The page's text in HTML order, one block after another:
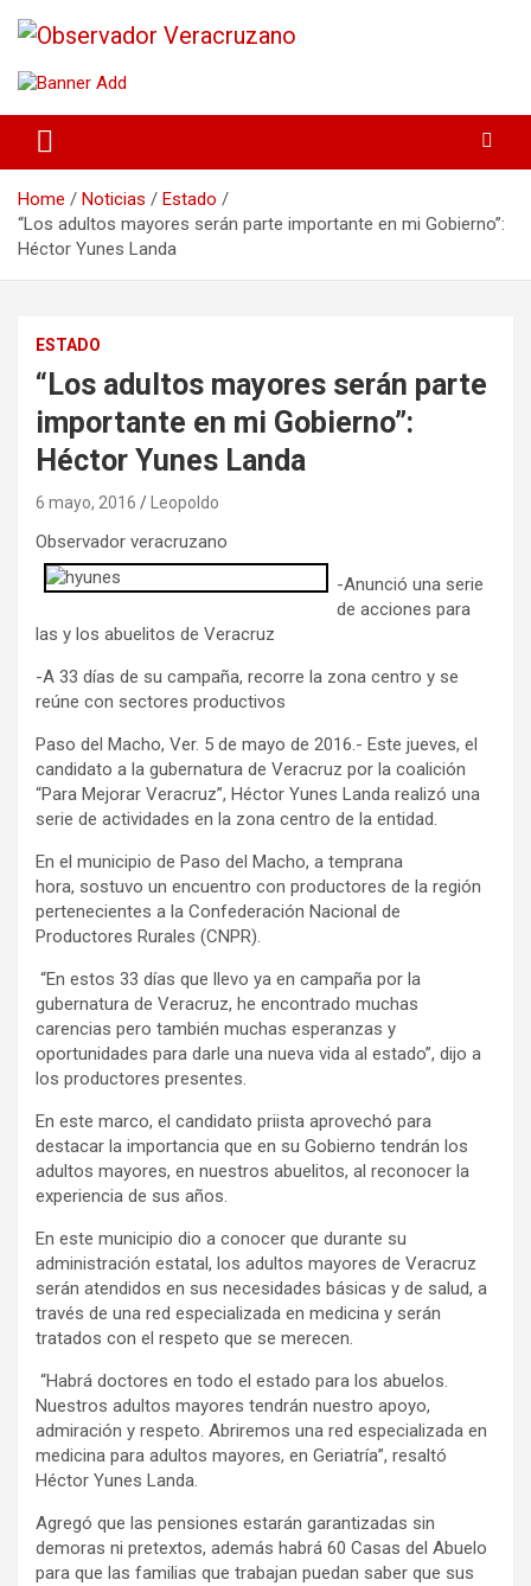
Observador Veracruzano
Home Noticias
Estado
“Los adultos mayores serán parte importante en mi Gobierno”:
Héctor Yunes Landa
ESTADO
“Los adultos mayores serán parte
importante en mi Gobierno”:
Héctor Yunes Landa
6 mayo, 2016 Leopoldo
Observador veracruzano
-Anunció una serie
de acciones para
las y los abuelitos de Veracruz
-A 33 días de su campaña, recorre la zona centro y se
reúne con sectores productivos
Paso del Macho, Ver. 5 de mayo de 2016.- Este jueves, el
candidato a la gubernatura de Veracruz por la coalición
“Para Mejorar Veracruz”, Héctor Yunes Landa realizó una
serie de actividades en la zona centro de la entidad.
En el municipio de Paso del Macho, a temprana
hora, sostuvo un encuentro con productores de la región
pertenecientes a la Confederación Nacional de
Productores Rurales (CNPR).
“En estos 33 días que llevo ya en campaña por la
gubernatura de Veracruz, he encontrado muchas
carencias pero también muchas esperanzas y
oportunidades para darle una nueva vida al estado”, dijo a
los productores presentes.
En este marco, el candidato priista aprovechó para
destacar la importancia que en su Gobierno tendrán los
adultos mayores, en nuestros abuelitos, al reconocer la
experiencia de sus años.
En este municipio dio a conocer que durante su
administración estatal, los adultos mayores de Veracruz
serán atendidos en sus necesidades básicas y de salud, a
través de una red especializada en medicina y serán
tratados con el respeto que se merecen.
“Habrá doctores en todo el estado para los abuelos.
Nuestros adultos mayores tendrán nuestro apoyo,
admiración y respeto. Abriremos una red especializada en
medicina para adultos mayores, en Geriatría”, resaltó
Héctor Yunes Landa.
Agregó que las pensiones estarán garantizadas sin
demoras ni pretextos, además habrá 60 Casas del Abuelo
para que las familias que trabajan puedan saber que sus